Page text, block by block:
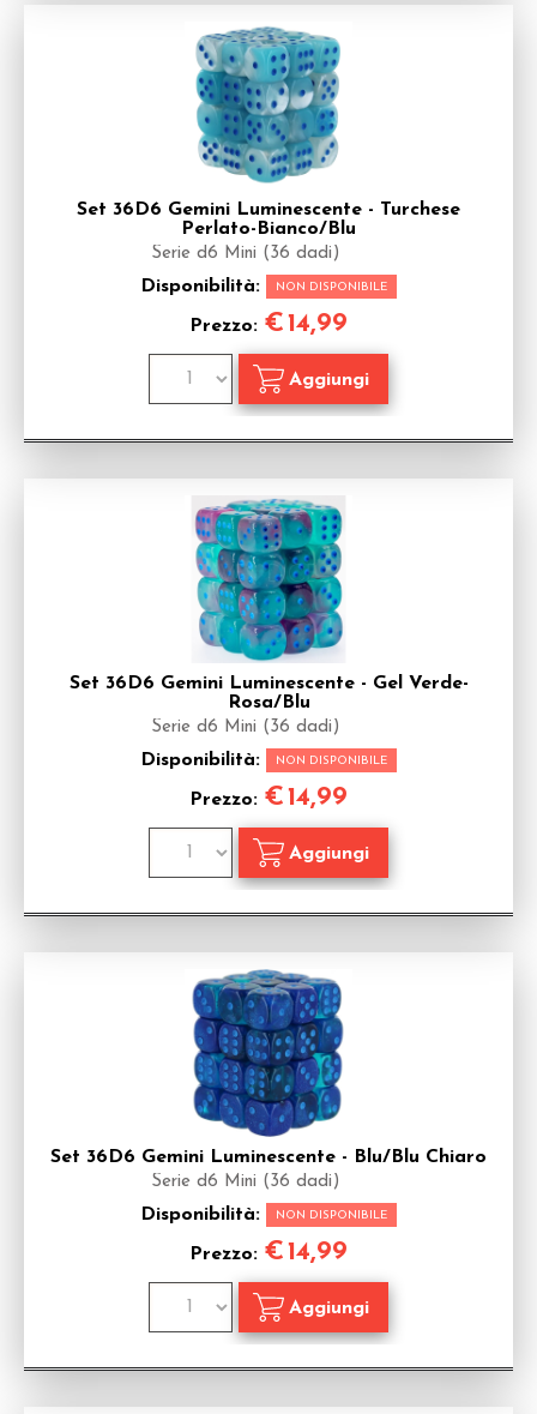
Set 36D6 Gemini Luminescente - Turchese
Perlato-Bianco/Blu
Serie d6 Mini (36 dadi)
Disponibilità: NON DISPONIBILE
Prezzo: €14,99
Set 36D6 Gemini Luminescente - Gel Verde-
Rosa/Blu
Serie d6 Mini (36 dadi)
Disponibilità: NON DISPONIBILE
Prezzo: €14,99
Set 36D6 Gemini Luminescente - Blu/Blu Chiaro
Serie d6 Mini (36 dadi)
Disponibilità: NON DISPONIBILE
Prezzo: €14,99